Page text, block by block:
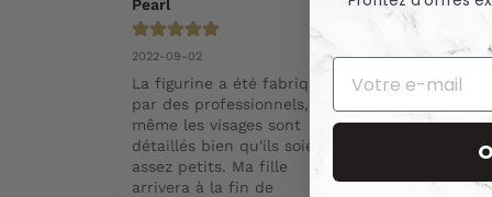
Pearl
2022-09-02
La figurine a été fabriquée
par des professionnels, et
même les visages sont
détaillés bien qu'ils soient
assez petits. Ma fille
arrivera à la fin de